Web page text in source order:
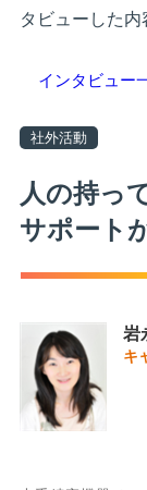
タビューした内
インタビュー
人の持っ
サポート
社外活動
岩
キ